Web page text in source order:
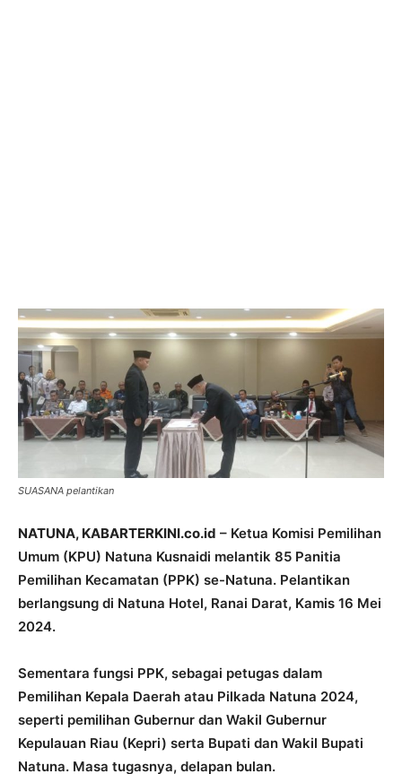
SUASANA pelantikan
NATUNA, KABARTERKINI.co.id – Ketua Komisi Pemilihan
Umum (KPU) Natuna Kusnaidi melantik 85 Panitia
Pemilihan Kecamatan (PPK) se-Natuna. Pelantikan
berlangsung di Natuna Hotel, Ranai Darat, Kamis 16 Mei
2024.
Sementara fungsi PPK, sebagai petugas dalam
Pemilihan Kepala Daerah atau Pilkada Natuna 2024,
seperti pemilihan Gubernur dan Wakil Gubernur
Kepulauan Riau (Kepri) serta Bupati dan Wakil Bupati
Natuna. Masa tugasnya, delapan bulan.